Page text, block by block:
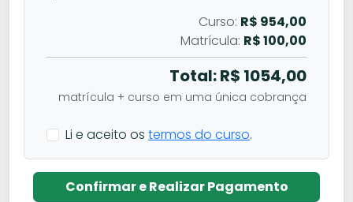
Curso: R$ 954,00
Matrícula: R$ 100,00
Total: R$ 1054,00
matrícula + curso em uma única cobrança
Li e aceito os termos do curso.
Confirmar e Realizar Pagamento